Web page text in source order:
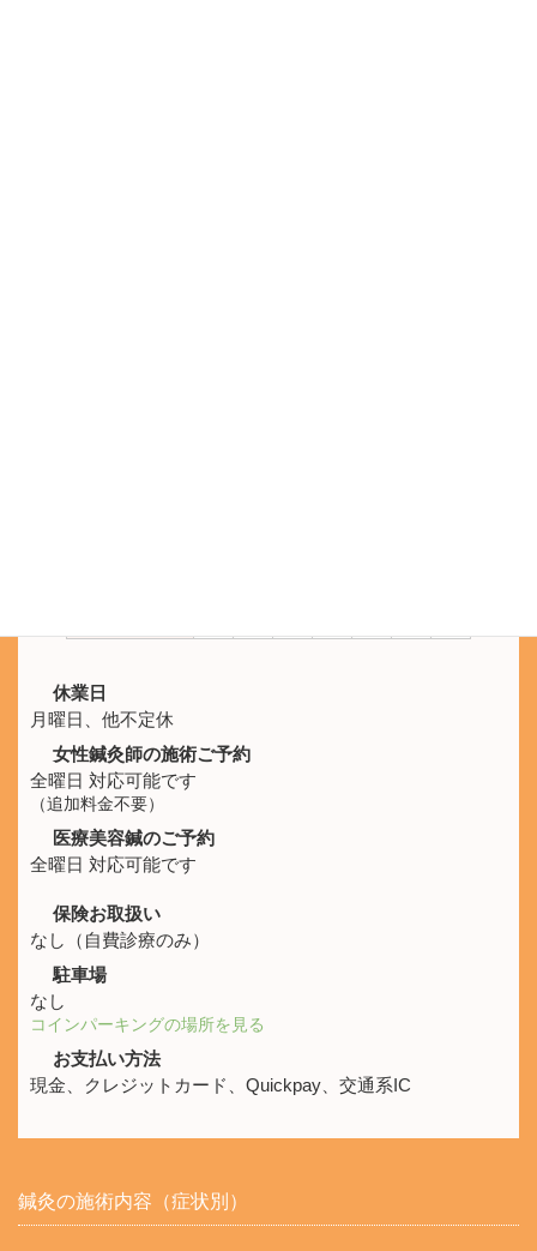
休業日
月曜日、他不定休
女性鍼灸師の施術ご予約
全曜日 対応可能です
（追加料金不要）
医療美容鍼のご予約
全曜日 対応可能です
保険お取扱い
なし（自費診療のみ）
駐車場
なし
コインパーキングの場所を見る
お支払い方法
現金、クレジットカード、Quickpay、交通系IC
鍼灸の施術内容（症状別）